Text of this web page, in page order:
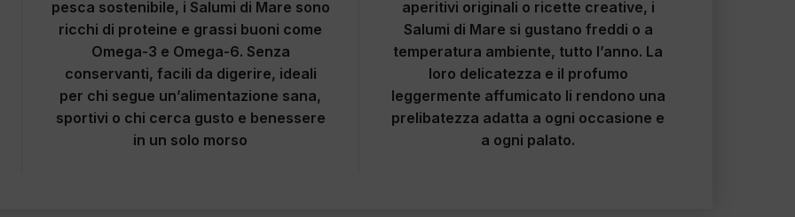
pesca sostenibile, i Salumi di Mare sono
ricchi di proteine e grassi buoni come
Omega-3 e Omega-6. Senza
conservanti, facili da digerire, ideali
per chi segue un’alimentazione sana,
sportivi o chi cerca gusto e benessere
in un solo morso
aperitivi originali o ricette creative, i
Salumi di Mare si gustano freddi o a
temperatura ambiente, tutto l’anno. La
loro delicatezza e il profumo
leggermente affumicato li rendono una
prelibatezza adatta a ogni occasione e
a ogni palato.